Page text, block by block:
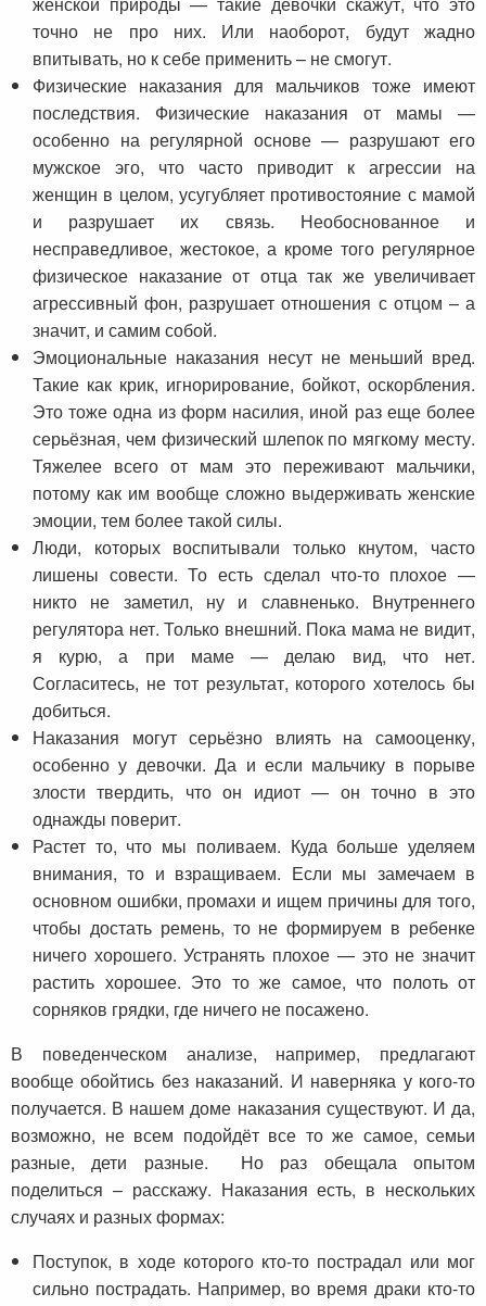
точно не про них. Или наоборот, будут жадно
впитывать, но к себе применить – не смогут.
Физические наказания для мальчиков тоже имеют
последствия. Физические наказания от мамы —
особенно на регулярной основе — разрушают его
мужское эго, что часто приводит к агрессии на
женщин в целом, усугубляет противостояние с мамой
и разрушает их связь. Необоснованное и
несправедливое, жестокое, а кроме того регулярное
физическое наказание от отца так же увеличивает
агрессивный фон, разрушает отношения с отцом – а
значит, и самим собой.
Эмоциональные наказания несут не меньший вред.
Такие как крик, игнорирование, бойкот, оскорбления.
Это тоже одна из форм насилия, иной раз еще более
серьёзная, чем физический шлепок по мягкому месту.
Тяжелее всего от мам это переживают мальчики,
потому как им вообще сложно выдерживать женские
эмоции, тем более такой силы.
Люди, которых воспитывали только кнутом, часто
лишены совести. То есть сделал что-то плохое —
никто не заметил, ну и славненько. Внутреннего
регулятора нет. Только внешний. Пока мама не видит,
я курю, а при маме — делаю вид, что нет.
Согласитесь, не тот результат, которого хотелось бы
добиться.
Наказания могут серьёзно влиять на самооценку,
особенно у девочки. Да и если мальчику в порыве
злости твердить, что он идиот — он точно в это
однажды поверит.
Растет то, что мы поливаем. Куда больше уделяем
внимания, то и взращиваем. Если мы замечаем в
основном ошибки, промахи и ищем причины для того,
чтобы достать ремень, то не формируем в ребенке
ничего хорошего. Устранять плохое — это не значит
растить хорошее. Это то же самое, что полоть от
сорняков грядки, где ничего не посажено.
В поведенческом анализе, например, предлагают
вообще обойтись без наказаний. И наверняка у кого-то
получается. В нашем доме наказания существуют. И да,
возможно, не всем подойдёт все то же самое, семьи
разные, дети разные. Но раз обещала опытом
поделиться – расскажу. Наказания есть, в нескольких
случаях и разных формах:
Поступок, в ходе которого кто-то пострадал или мог
сильно пострадать. Например, во время драки кто-то